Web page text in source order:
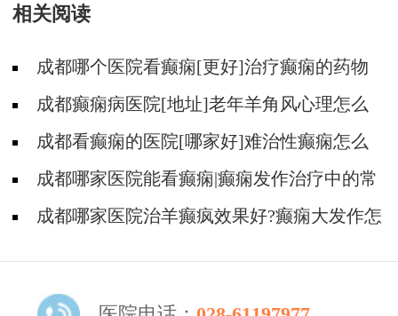
相关阅读
成都哪个医院看癫痫[更好]治疗癫痫的药物
不良反应是什么?
成都癫痫病医院[地址]老年羊角风心理怎么
调整?成都看癫痫的医院[哪家好]难治性癫痫怎么
治疗呢?
成都哪家医院能看癫痫|癫痫发作治疗中的常
见问题。
成都哪家医院治羊癫疯效果好?癫痫大发作怎